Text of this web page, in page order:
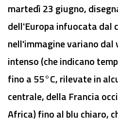
martedì 23 giugno,
dell'Europa infuocata dal
nell'immagine variano dal
intenso (che indicano
fino a 55°C, rilevate in
centrale, della Francia
Africa) fino al blu chiaro,